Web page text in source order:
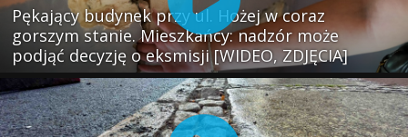
Pękający budynek przy ul. Hożej w coraz
gorszym stanie. Mieszkańcy: nadzór może
podjąć decyzję o eksmisji [WIDEO, ZDJĘCIA]